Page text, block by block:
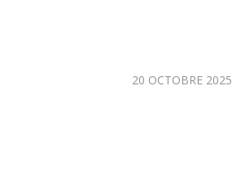
20 OCTOBRE 2025